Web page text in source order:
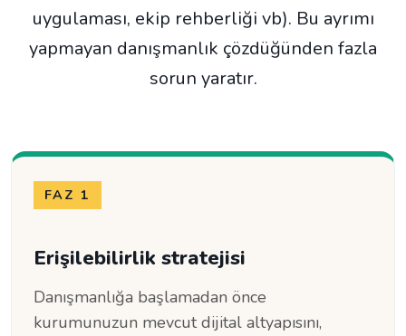
uygulaması, ekip rehberliği vb). Bu ayrımı
yapmayan danışmanlık çözdüğünden fazla
sorun yaratır.
FAZ 1
Erişilebilirlik stratejisi
Danışmanlığa başlamadan önce
kurumunuzun mevcut dijital altyapısını,